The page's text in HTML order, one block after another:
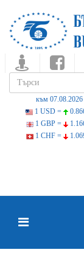
към 07.08.2026
1 USD =
1 GBP =
1 CHF =